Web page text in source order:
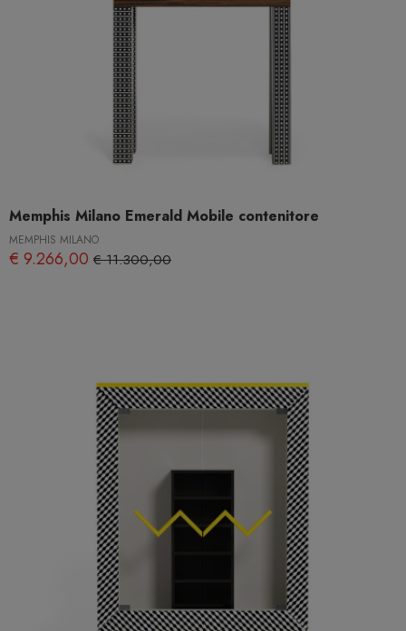
Memphis Milano Emerald Mobile contenitore
MEMPHIS MILANO
€ 9.266,00 € 11.300,00